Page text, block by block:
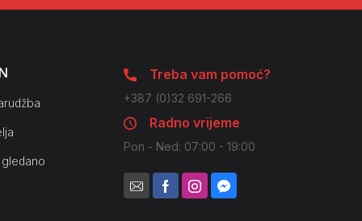
Treba vam pomoć?
+387 (0)32 691-266
Radno vrijeme
Pon - Ned: 07:00 - 19:00